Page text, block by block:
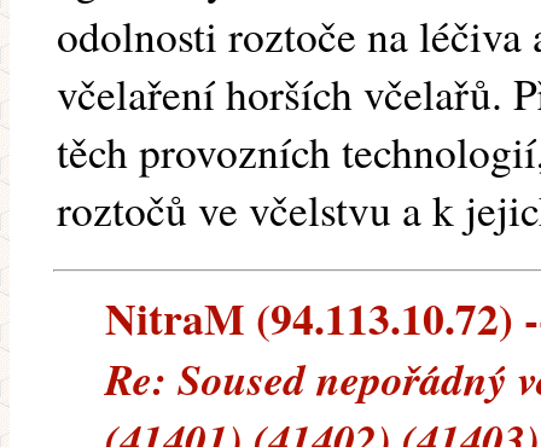
odolnosti roztoče na
včelaření horších včelařů.
těch provozních
roztočů ve včelstvu a k
NitraM (94.113.10.72)
Re: Soused nepořádný